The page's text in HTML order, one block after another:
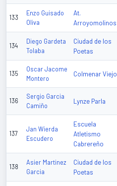
133
Enzo Guisado
Oliva
At.
Arroyomolinos
134
Diego Gardeta
Tolaba
Ciudad de los
Poetas
135
Oscar Jacome
Montero
Colmenar Viejo
136
Sergio Garcia
Camiño
Lynze Parla
137
Jan Wierda
Escudero
Escuela
Atletismo
Cabrereño
138
Asier Martinez
Garcia
Ciudad de los
Poetas